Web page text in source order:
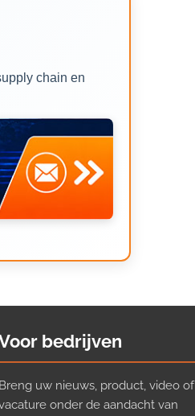
chain en
bedrijven
Breng uw nieuws, product, video of
onder de aandacht van